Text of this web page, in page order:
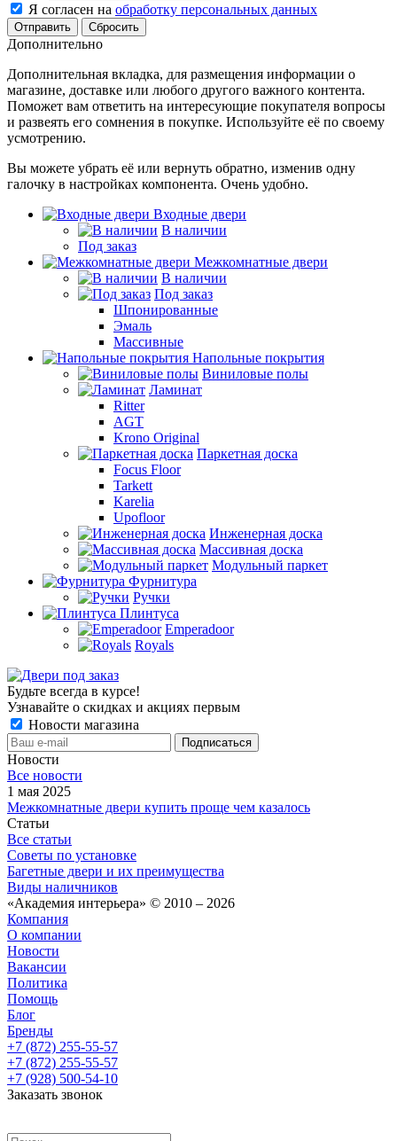
Я согласен на обработку персональных данных
Сбросить
Дополнительно
Дополнительная вкладка, для размещения информации о
магазине, доставке или любого другого важного контента.
Поможет вам ответить на интересующие покупателя вопросы
и развеять его сомнения в покупке. Используйте её по своему
усмотрению.
Вы можете убрать её или вернуть обратно, изменив одну
галочку в настройках компонента. Очень удобно.
Входные двери
В наличии
Под заказ
Межкомнатные двери
В наличии
Под заказ
Шпонированные
Эмаль
Массивные
Напольные покрытия
Виниловые полы
Ламинат
Ritter
AGT
Krono Original
Паркетная доска
Focus Floor
Tarkett
Karelia
Upofloor
Инженерная доска
Массивная доска
Модульный паркет
Фурнитура
Ручки
Плинтуса
Emperadoor
Royals
Будьте всегда в курсе!
Узнавайте о скидках и акциях первым
Новости магазина
Новости
Все новости
1 мая 2025
Межкомнатные двери купить проще чем казалось
Статьи
Все статьи
Советы по установке
Багетные двери и их преимущества
Виды наличников
«Академия интерьера» © 2010 – 2026
Компания
О компании
Новости
Вакансии
Политика
Помощь
Блог
Бренды
+7 (872) 255-55-57
+7 (872) 255-55-57
+7 (928) 500-54-10
Заказать звонок